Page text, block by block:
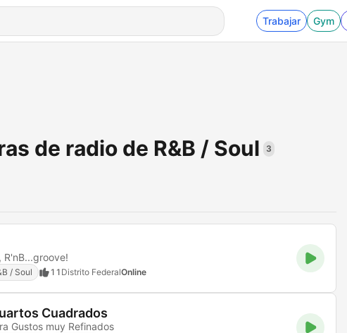
Trabajar Gym
de radio de R&B / Soul 3
R'nB...groove!
/ Soul 11 Distrito FederalOnline
Cuadrados
Gustos muy Refinados